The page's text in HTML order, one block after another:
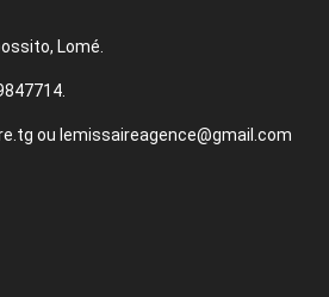
Lomé.
ou lemissaireagence@gmail.com